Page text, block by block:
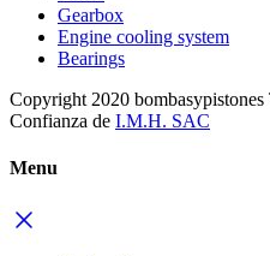
Gearbox
Engine cooling system
Bearings
Copyright 2020 bombasypistones
Confianza de I.M.H. SAC
Menu